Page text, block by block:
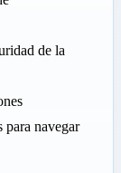
de la
navegar